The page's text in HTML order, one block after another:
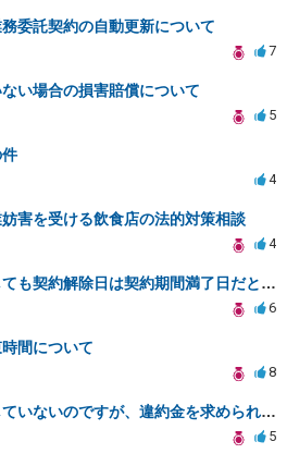
委託契約の自動更新について
7
い場合の損害賠償について
5
4
害を受ける飲食店の法的対策相談
4
契約解除手続きをしても契約解除日は契約期間満了日だと言われました。
6
間について
8
契約書にサインをしていないのですが、違約金を求められる。
5